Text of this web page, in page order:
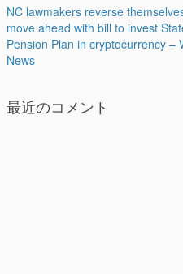
NC lawmakers reverse
move ahead with bill to invest
Pension Plan in cryptocurrency –
News
最近のコメント